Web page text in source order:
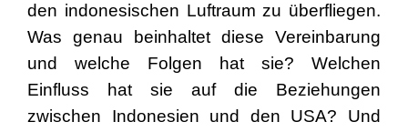
den indonesischen Luftraum zu überfliegen.
Was genau beinhaltet diese Vereinbarung
und welche Folgen hat sie? Welchen
Einfluss hat sie auf die Beziehungen
zwischen Indonesien und den USA? Und